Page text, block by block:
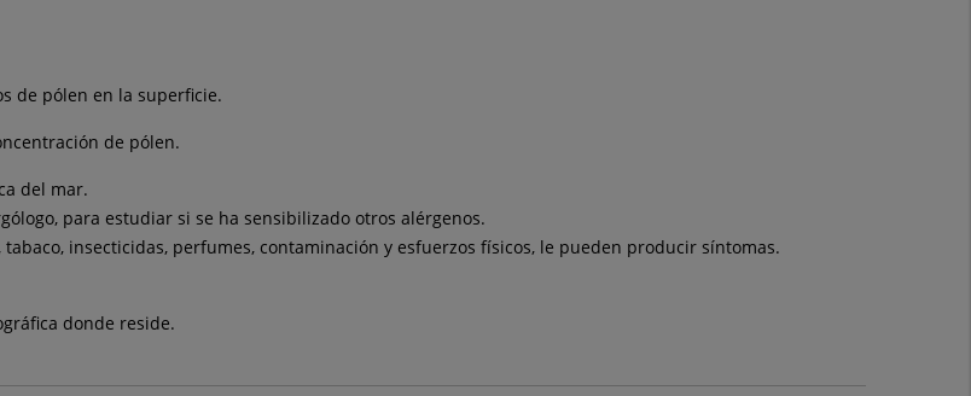
de pólen en la superficie.
de pólen.
del mar.
para estudiar si se ha sensibilizado otros alérgenos.
insecticidas, perfumes, contaminación y esfuerzos físicos, le pueden producir síntomas.
donde reside.